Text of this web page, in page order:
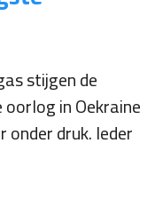
stijgen de
in Oekraine
onder druk. Ieder